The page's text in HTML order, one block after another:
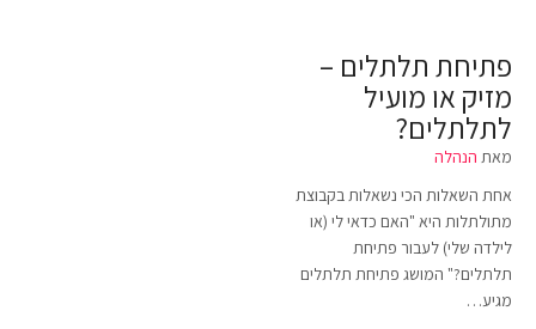
פתיחת תלתלים –
מזיק או מועיל
לתלתלים?
מאת הנהלה
אחת השאלות הכי נשאלות בקבוצת
מתולתלות היא "האם כדאי לי (או
לילדה שלי) לעבור פתיחת
תלתלים?" המושג פתיחת תלתלים
מגיע…